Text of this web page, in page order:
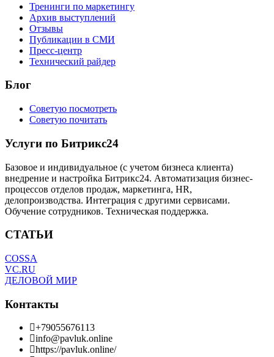
Тренинги по маркетингу
Архив выступлений
Отзывы
Публикации в СМИ
Пресс-центр
Технический райдер
Блог
Советую посмотреть
Советую почитать
Услуги по Битрикс24
Базовое и индивидуальное (с учетом бизнеса клиента)
внедрение и настройка Битрикс24. Автоматизация бизнес-
процессов отделов продаж, маркетинга, HR,
делопроизводства. Интеграция с другими сервисами.
Обучение сотрудников. Техническая поддержка.
СТАТЬИ
COSSA
VC.RU
ДЕЛОВОЙ МИР
Контакты
+79055676113
info@pavluk.online
https://pavluk.online/